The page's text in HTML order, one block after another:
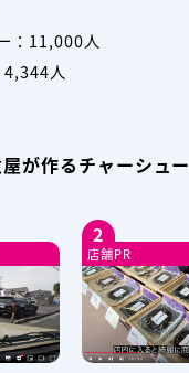
：11,000人
人
が作るチャーシュー
2
店舗PR